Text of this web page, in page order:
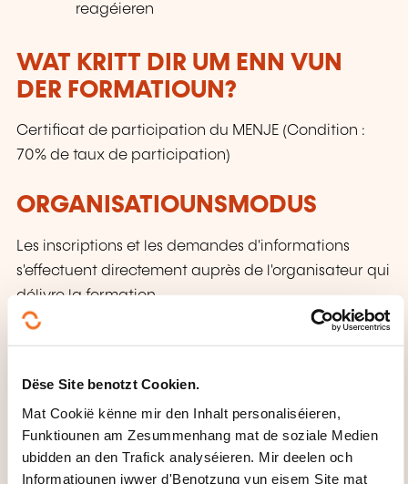
Dëse Site benotzt Cookien.
Mat Cookië kënne mir den Inhalt personaliséieren,
Funktiounen am Zesummenhang mat de soziale Medien
ubidden an den Trafick analyséieren. Mir deelen och
Informatiounen iwwer d'Benotzung vun eisem Site mat
reagéieren
WAT KRITT DIR UM ENN VUN
DER FORMATIOUN?
Certificat de participation du MENJE (Condition :
70% de taux de participation)
ORGANISATIOUNSMODUS
Les inscriptions et les demandes d'informations
s'effectuent directement auprès de l'organisateur qui
délivre la formation.
CECRL - NIVEAU A2: VU WAT
SCHWÄTZE MIR?
Jiddereen, deen dëse Niveau erreecht huet:
Kann eenzel Sätz an oft benotzten Ausdréck
verstoen, déi mat direkte Prioritéitsberäicher ze